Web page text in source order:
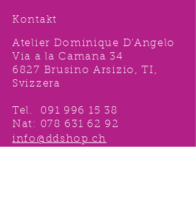
Kontakt
Atelier Dominique D'Angelo
Via a la Camana 34
6827 Brusino Arsizio, TI,
Svizzera
Tel. 091 996 15 38
Nat: 078 631 62 92
info@ddshop.ch